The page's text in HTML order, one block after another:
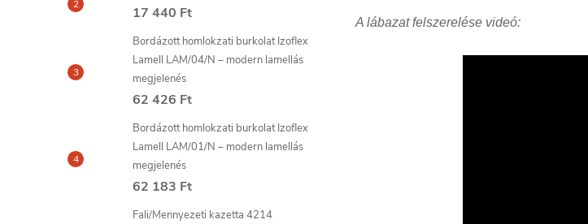
17 440 Ft
Bordázott homlokzati burkolat Izoflex
Lamell LAM/04/N – modern lamellás
megjelenés
62 426 Ft
Bordázott homlokzati burkolat Izoflex
Lamell LAM/01/N – modern lamellás
megjelenés
62 183 Ft
Fali/Mennyezeti kazetta 4214
A lábazat felszerelése videó: